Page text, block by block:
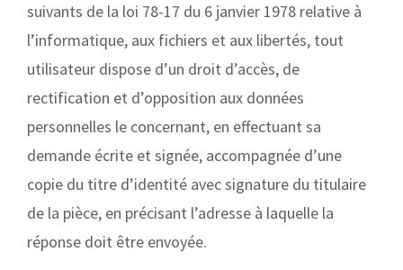
suivants de la loi 78-17 du 6 janvier 1978 relative à
l’informatique, aux fichiers et aux libertés, tout
utilisateur dispose d’un droit d’accès, de
rectification et d’opposition aux données
personnelles le concernant, en effectuant sa
demande écrite et signée, accompagnée d’une
copie du titre d’identité avec signature du titulaire
de la pièce, en précisant l’adresse à laquelle la
réponse doit être envoyée.